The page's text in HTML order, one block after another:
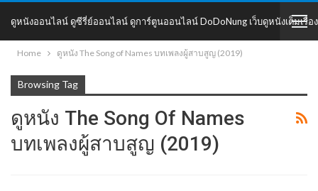
ดูหนังออนไลน์ ดูซีรี่ย์ออนไลน์ ดูการ์ตูนออนไลน์ DoDoNung เว็บดูหนังเต็มเรื่อง
DoDoNung
Home ดูหนัง The Song of Names บทเพลงผู้สาบสูญ (2019)
Browsing Tag
ดูหนัง The Song Of Names
บทเพลงผู้สาบสูญ (2019)